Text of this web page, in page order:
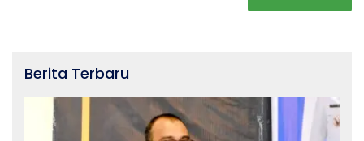
Berita Terbaru